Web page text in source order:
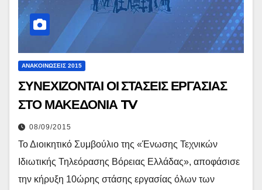
ΑΝΑΚΟΙΝΏΣΕΙΣ 2015
ΣΥΝΕΧΙΖΟΝΤΑΙ ΟΙ ΣΤΑΣΕΙΣ ΕΡΓΑΣΙΑΣ
ΣΤΟ ΜΑΚΕΔΟΝΙΑ TV
08/09/2015
Το Διοικητικό Συμβούλιο της «Ένωσης Τεχνικών
Ιδιωτικής Τηλεόρασης Βόρειας Ελλάδας», αποφάσισε
την κήρυξη 10ώρης στάσης εργασίας όλων των